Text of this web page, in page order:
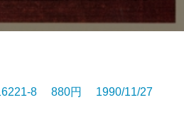
8 880円 1990/11/27